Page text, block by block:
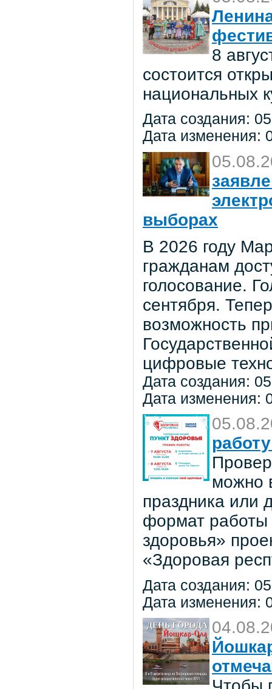
8
состоится
национальных
Дата создания:
Дата изменения:
выборах
В 2026 году
гражданам
голосование.
сентября.
возможность
цифровые
Дата создания:
Дата изменения:
можно
праздника или
формат работы
здоровья»
«Здоровая
Дата создания:
Дата изменения: